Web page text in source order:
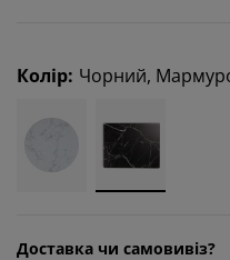
Колір: Чорний,
Доставка чи самовивіз?